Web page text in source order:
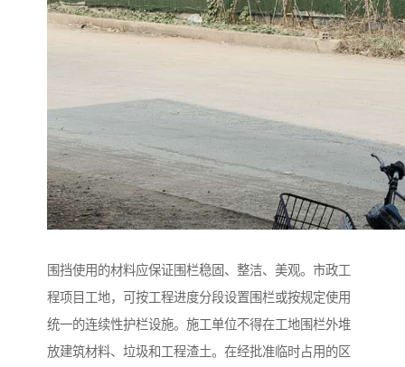
围挡使用的材料应保证围栏稳固、整洁、美观。市政工
程项目工地，可按工程进度分段设置围栏或按规定使用
统一的连续性护栏设施。施工单位不得在工地围栏外堆
放建筑材料、垃圾和工程渣土。在经批准临时占用的区